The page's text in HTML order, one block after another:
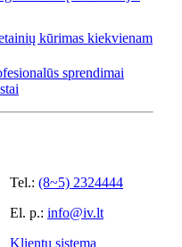
Tel.: (8~5) 2324444
El. p.: info@iv.lt
Klientų sistema